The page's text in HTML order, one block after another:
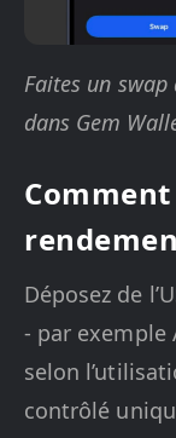
Faites un swap
dans Gem
Déposez de
- par exemple
selon
contrôlé